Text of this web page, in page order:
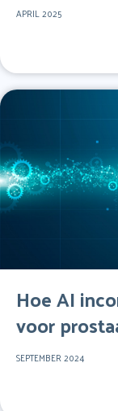
APRIL 2025
Hoe AI
voor
SEPTEMBER 2024